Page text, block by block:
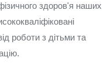
здоров'я наших
роботи з дітьми та